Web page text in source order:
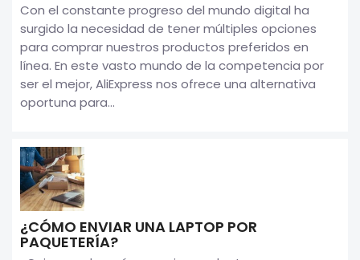
Con el constante progreso del mundo digital ha
surgido la necesidad de tener múltiples opciones
para comprar nuestros productos preferidos en
línea. En este vasto mundo de la competencia por
ser el mejor, AliExpress nos ofrece una alternativa
oportuna para...
¿CÓMO ENVIAR UNA LAPTOP POR
PAQUETERÍA?